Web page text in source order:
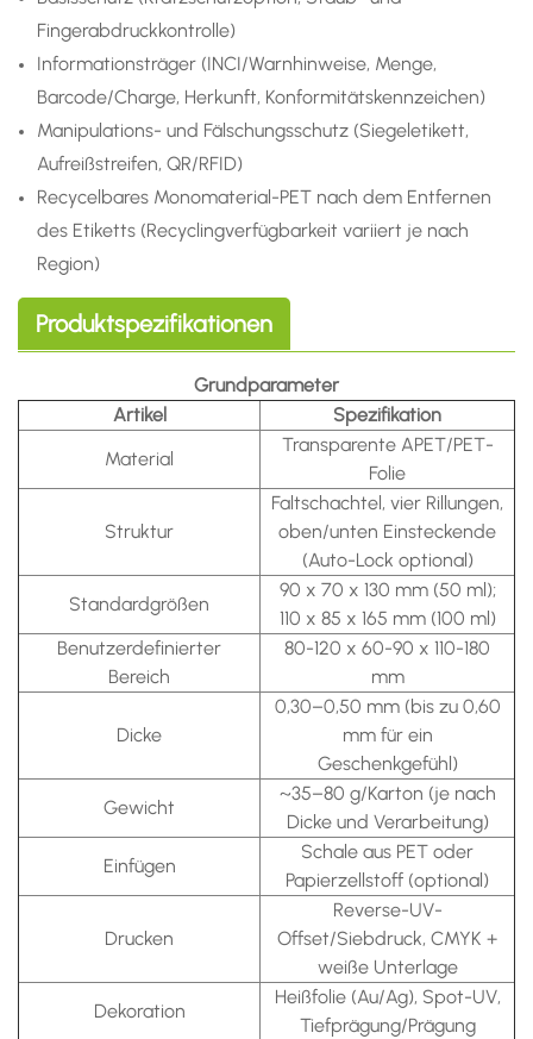
Fingerabdruckkontrolle)
Informationsträger (INCI/Warnhinweise, Menge,
Barcode/Charge, Herkunft, Konformitätskennzeichen)
Manipulations- und Fälschungsschutz (Siegeletikett,
Aufreißstreifen, QR/RFID)
Recycelbares Monomaterial-PET nach dem Entfernen
des Etiketts (Recyclingverfügbarkeit variiert je nach
Region)
Produktspezifikationen
Grundparameter
Artikel
Spezifikation
Material
Transparente APET/PET-
Folie
Struktur
Faltschachtel, vier Rillungen,
oben/unten Einsteckende
(Auto-Lock optional)
Standardgrößen
90 x 70 x 130 mm (50 ml);
110 x 85 x 165 mm (100 ml)
Benutzerdefinierter
Bereich
80-120 x 60-90 x 110-180
mm
Dicke
0,30–0,50 mm (bis zu 0,60
mm für ein
Geschenkgefühl)
Gewicht
~35–80 g/Karton (je nach
Dicke und Verarbeitung)
Einfügen
Schale aus PET oder
Papierzellstoff (optional)
Drucken
Reverse-UV-
Offset/Siebdruck, CMYK +
weiße Unterlage
Dekoration
Heißfolie (Au/Ag), Spot-UV,
Tiefprägung/Prägung